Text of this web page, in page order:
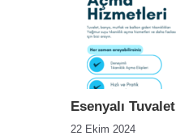
Esenyalı
22 Ekim 2024